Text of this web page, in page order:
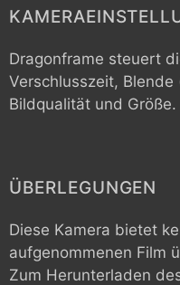
Dragonframe steuert
Verschlusszeit,
Bildqualität und Größe.
ÜBERLEGUNGEN
Diese Kamera bietet
aufgenommenen Film
Zum Herunterladen